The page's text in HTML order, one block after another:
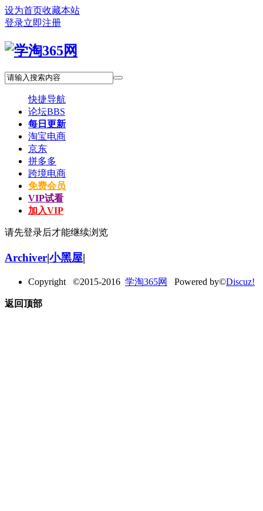
设为首页收藏本站
登录立即注册
快捷导航
论坛BBS
每日更新
淘宝电商
京东
拼多多
跨境电商
免费会员
VIP试看
加入VIP
请先登录后才能继续浏览
Archiver|小黑屋|
Copyright ©2015-2016 学淘365网 Powered by©Discuz!
返回顶部